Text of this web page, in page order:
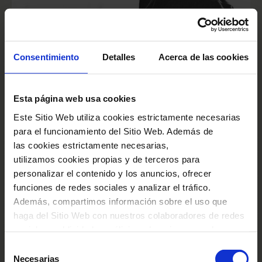
Consentimiento Detalles Acerca de las cookies
Esta página web usa cookies
Este Sitio Web utiliza cookies estrictamente necesarias
para el funcionamiento del Sitio Web. Además de
las cookies estrictamente necesarias,
utilizamos cookies propias y de terceros para
personalizar el contenido y los anuncios, ofrecer
funciones de redes sociales y analizar el tráfico.
Además, compartimos información sobre el uso que
haga del Sitio Web con nuestros colaboradores de redes
proporcionado o que hayan recopilado a través del uso
Necesarias
2027
Ricard Viñes, el Palau
y la música catalana
Del 10 de marzo al 20 de julio de 2026
VERLAS TODAS